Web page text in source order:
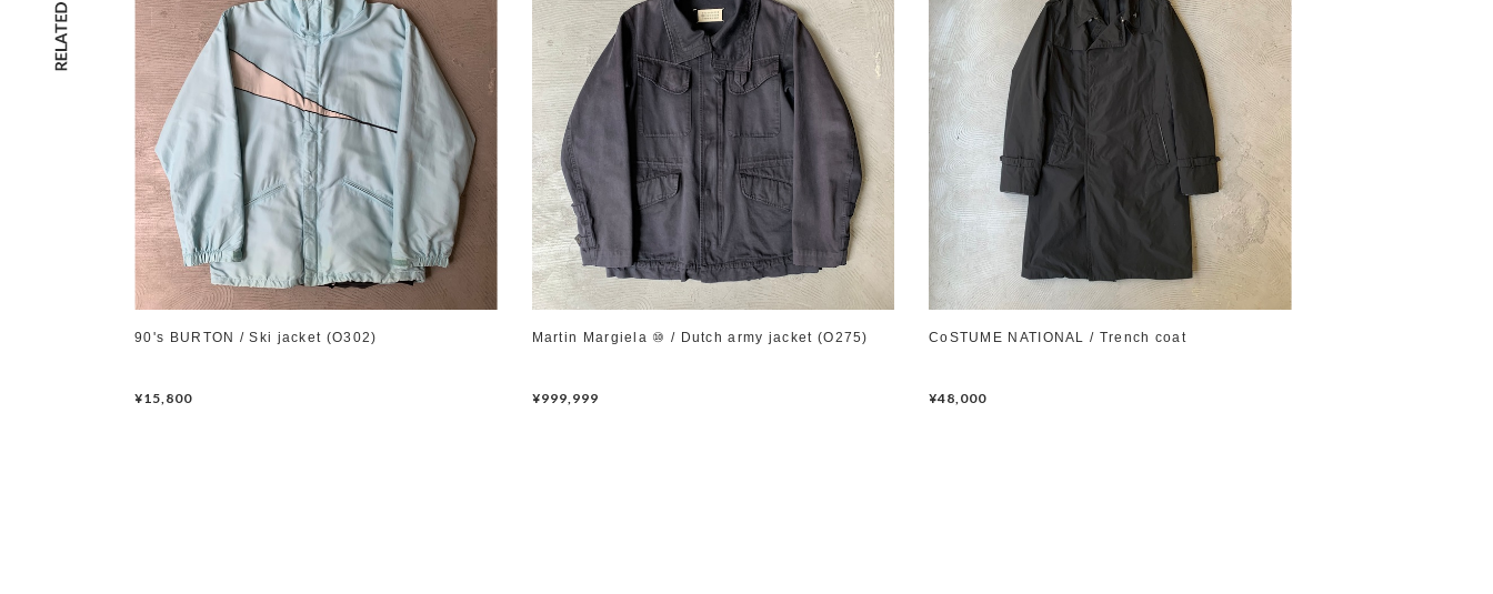
90's BURTON / Ski jacket (O302)
¥15,800
Martin Margiela ⑩ / Dutch army jacket (O275)
¥999,999
CoSTUME NATIONAL / Trench coat
¥48,000